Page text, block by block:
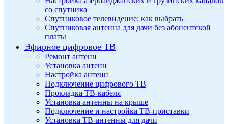
со спутника
Спутниковое телевидение: как выбрать
Спутниковая антенна для дачи без абонентской
платы
Эфирное цифровое ТВ
Ремонт антенн
Установка антенн
Настройка антенн
Подключение цифрового ТВ
Прокладка ТВ-кабеля
Установка антенны на крыше
Подключение и настройка ТВ-приставки
Установка ТВ-антенны для дачи